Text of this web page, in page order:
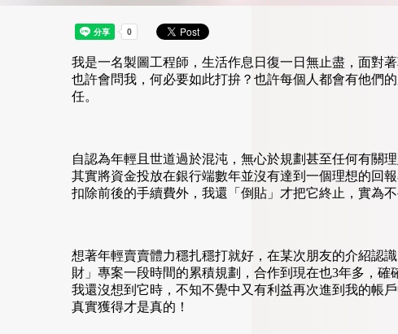
我是一名製圖工程師，生活作息日復一日無止盡，面對
也許會問我，何必要如此打拚？也許每個人都會有他們
任。
自認為年輕且世道過於混沌，無心於規劃甚至任何有關
其實將資金投放在銀行端數年並沒有達到一個理想的回
扣除前後的手續費外，我還「倒貼」才把它終止，實為不
想著年輕賣賣體力穩扎穩打就好，在某次朋友的介紹認
財」專案一段時間的累積規劃，合作到現在也3年多，
我還沒想到它時，不知不覺中又有利益再次進到我的帳
真實獲得才是真的！